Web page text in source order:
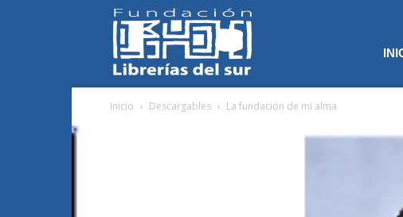
Inicio Descargables La fundación de mi alma